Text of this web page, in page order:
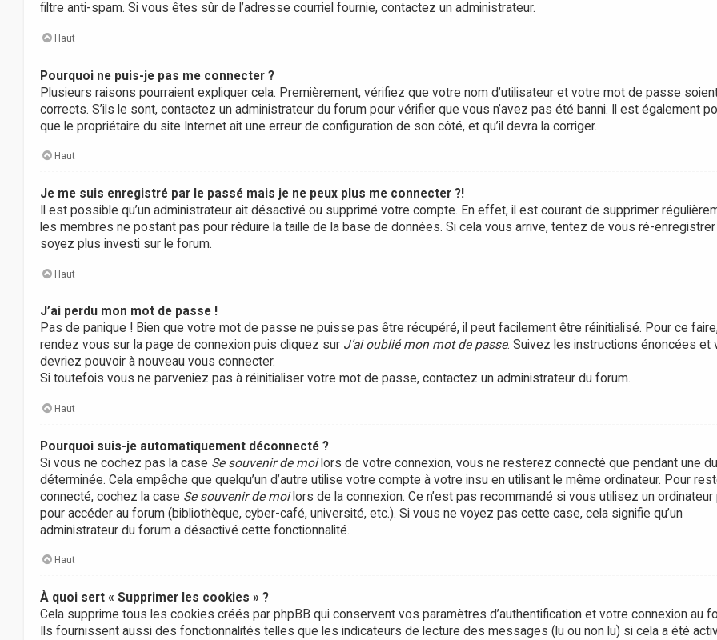
filtre anti-spam. Si vous êtes sûr de l’adresse courriel fournie, contactez un administrateur.
Haut
Pourquoi ne puis-je pas me connecter ?
Plusieurs raisons pourraient expliquer cela. Premièrement, vérifiez que votre nom d’utilisateur et votre mot de passe
corrects. S’ils le sont, contactez un administrateur du forum pour vérifier que vous n’avez pas été banni. Il est également
que le propriétaire du site Internet ait une erreur de configuration de son côté, et qu’il devra la corriger.
Haut
Je me suis enregistré par le passé mais je ne peux plus me connecter ?!
Il est possible qu’un administrateur ait désactivé ou supprimé votre compte. En effet, il est courant de supprimer
les membres ne postant pas pour réduire la taille de la base de données. Si cela vous arrive, tentez de vous ré-
soyez plus investi sur le forum.
Haut
J’ai perdu mon mot de passe !
Pas de panique ! Bien que votre mot de passe ne puisse pas être récupéré, il peut facilement être réinitialisé. Pour ce
rendez vous sur la page de connexion puis cliquez sur J’ai oublié mon mot de passe. Suivez les instructions énoncées et
devriez pouvoir à nouveau vous connecter.
Si toutefois vous ne parveniez pas à réinitialiser votre mot de passe, contactez un administrateur du forum.
Haut
Pourquoi suis-je automatiquement déconnecté ?
Si vous ne cochez pas la case Se souvenir de moilors de votre connexion, vous ne resterez connecté que pendant une
déterminée. Cela empêche que quelqu’un d’autre utilise votre compte à votre insu en utilisant le même ordinateur. Pour
connecté, cochez la case Se souvenir de moilors de la connexion. Ce n’est pas recommandé si vous utilisez un ordinateur
pour accéder au forum (bibliothèque, cyber-café, université, etc.). Si vous ne voyez pas cette case, cela signifie qu’un
administrateur du forum a désactivé cette fonctionnalité.
Haut
À quoi sert « Supprimer les cookies » ?
Cela supprime tous les cookies créés par phpBB qui conservent vos paramètres d’authentification et votre connexion au
Ils fournissent aussi des fonctionnalités telles que les indicateurs de lecture des messages (lu ou non lu) si cela a été